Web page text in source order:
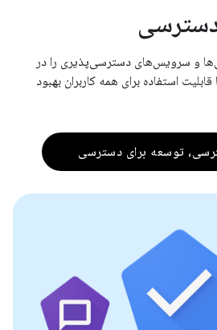
دسترسی
و سرویس‌های دسترسی‌پذیری را در
استفاده برای همه کاربران بهبود
توسعه برای دسترسی